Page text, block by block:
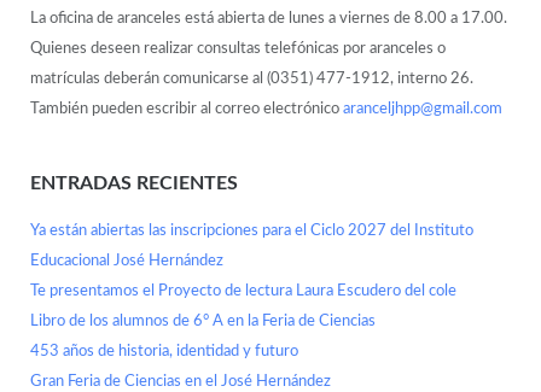
La oficina de aranceles está abierta de lunes a viernes de 8.00 a 17.00.
Quienes deseen realizar consultas telefónicas por aranceles o
matrículas deberán comunicarse al (0351) 477-1912, interno 26.
También pueden escribir al correo electrónico aranceljhpp@gmail.com
ENTRADAS RECIENTES
Ya están abiertas las inscripciones para el Ciclo 2027 del Instituto
Educacional José Hernández
Te presentamos el Proyecto de lectura Laura Escudero del cole
Libro de los alumnos de 6° A en la Feria de Ciencias
453 años de historia, identidad y futuro
Gran Feria de Ciencias en el José Hernández